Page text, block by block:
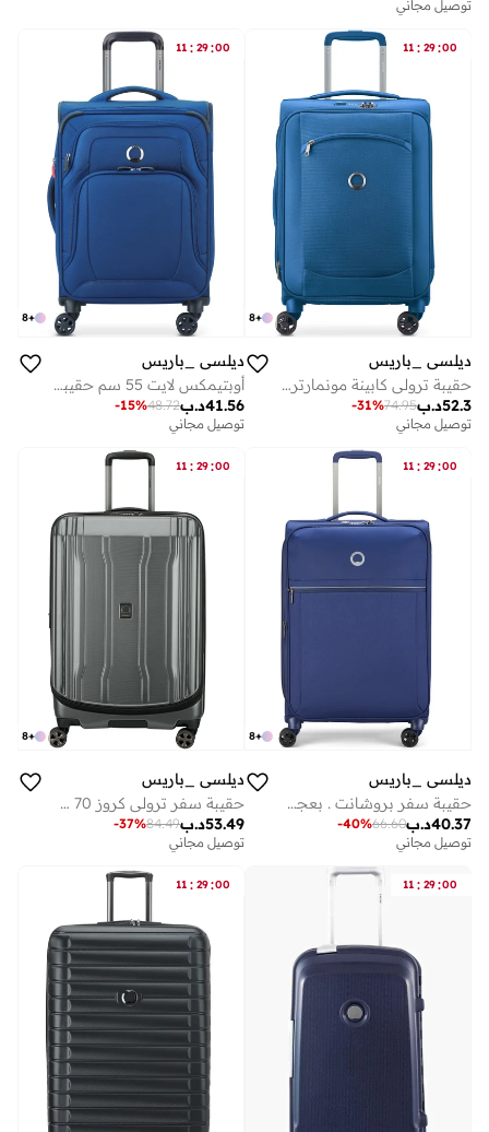
توصيل مجاني
11 : 29:00
+
8
ديلسي _باريس
حقيبة ترولي كابينة مونمارتر اير 2.0 55 سم سوفت كيس بعجلات مزدوجة قابلة للتوسيع أزرق فاتح
د.ب52.3
74.95
-31%
توصيل مجاني
11 : 29:00
+
8
ديلسي _باريس
أوبتيمكس لايت 55 سم حقيبة سفر بعجلات مزدوجة قابلة للتوسيع كابينة زرقاء
د.ب41.56
48.72
-15%
توصيل مجاني
11 : 29:00
+
8
ديلسي _باريس
حقيبة سفر بروشانت . بعجلات مزدوجة قابلة للتوسيع سم أزرق
د.ب40.37
66.60
-40%
توصيل مجاني
11 : 29:00
+
8
ديلسي _باريس
حقيبة سفر ترولي كروز 70 سم صلبة بعجلات مزدوجة - بلاتينيوم
د.ب53.49
84.49
-37%
توصيل مجاني
11 : 29:00
11 : 29:00